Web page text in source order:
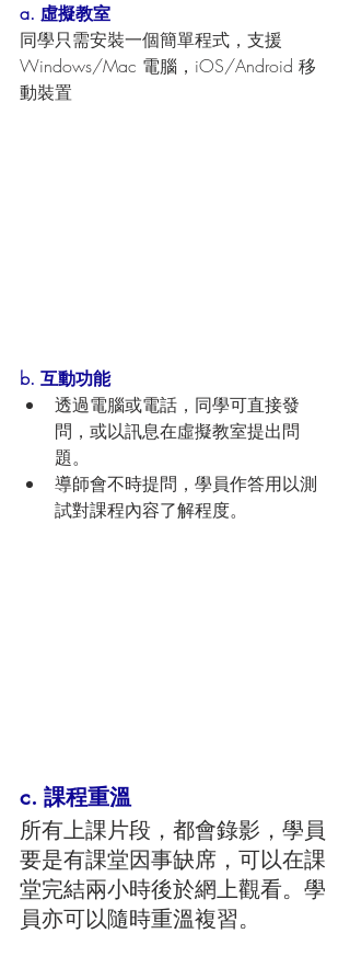
a. 虛擬教室
同學只需安裝一個簡單程式，支援
Windows/Mac 電腦，iOS/Android 移
動裝置
b. 互動功能
透過電腦或電話，同學可直接發
問，或以訊息在虛擬教室提出問
題。
導師會不時提問，學員作答用以測
試對課程內容了解程度。
c. 課程重溫
所有上課片段，都會錄影，學員
要是有課堂因事缺席，可以在課
堂完結兩小時後於網上觀看。學
員亦可以隨時重溫複習。